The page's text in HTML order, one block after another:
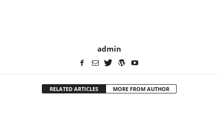
admin
RELATED ARTICLES MORE FROM AUTHOR